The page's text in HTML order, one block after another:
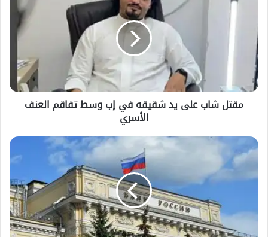
يد
شقيقه
في
إب
وسط
تفاقم
العنفمقتل شاب على يد شقيقه في إب وسط تفاقم العنف
الأسري
البنك
المركزي
الروسي
يخفض
الدولار
واليورو